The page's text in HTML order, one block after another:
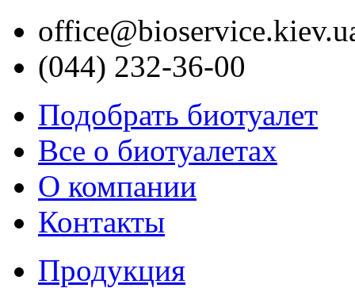
(044) 232-36-00
Подобрать биотуалет
Все о биотуалетах
О компании
Контакты
Продукция
UA RU